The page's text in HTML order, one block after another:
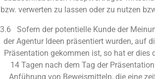
bzw. verwerten zu lassen oder zu nutzen
3.6 Sofern der potentielle Kunde der
der Agentur Ideen präsentiert wurden, auf
Präsentation gekommen ist, so hat er dies
14 Tagen nach dem Tag der
Anführung von Beweismitteln, die eine